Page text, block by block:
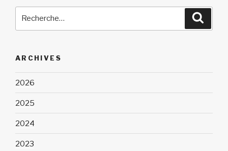
ARCHIVES
2026
2025
2024
2023